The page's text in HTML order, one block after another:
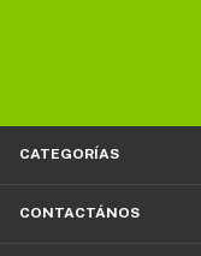
CATEGORÍAS
CONTACTÁNOS